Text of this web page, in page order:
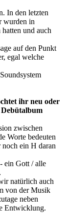
In den letzten
wurden in
und auch
auf den Punkt
egal welche
ihr neu oder
Debütalbum
zwischen
Worte bedeuten
ein H daran
ein Gott / alle
natürlich auch
von der Musik
neben
Entwicklung.